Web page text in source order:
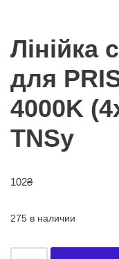
Лінійка
для
4000K
TNSy
102₴
275 в наличии